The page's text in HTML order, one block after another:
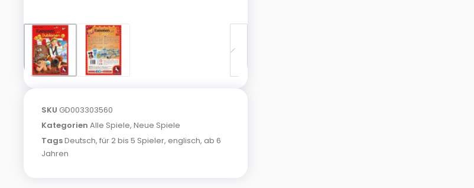
SKU GD003303560
Kategorien Alle Spiele, Neue Spiele
TagsDeutsch, für 2 bis 5 Spieler, englisch, ab 6
Jahren